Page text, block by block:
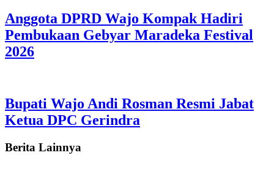
Anggota DPRD Wajo Kompak Hadiri
Pembukaan Gebyar Maradeka Festival
2026
Bupati Wajo Andi Rosman Resmi Jabat
Ketua DPC Gerindra
Berita Lainnya